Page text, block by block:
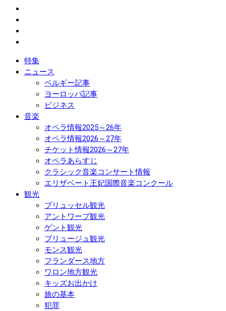
特集
ニュース
ベルギー記事
ヨーロッパ記事
ビジネス
音楽
オペラ情報2025～26年
オペラ情報2026～27年
チケット情報2026～27年
オペラあらすじ
クラシック音楽コンサート情報
エリザベート王妃国際音楽コンクール
観光
ブリュッセル観光
アントワープ観光
ゲント観光
ブリュージュ観光
モンス観光
フランダース地方
ワロン地方観光
キッズお出かけ
旅の基本
犯罪